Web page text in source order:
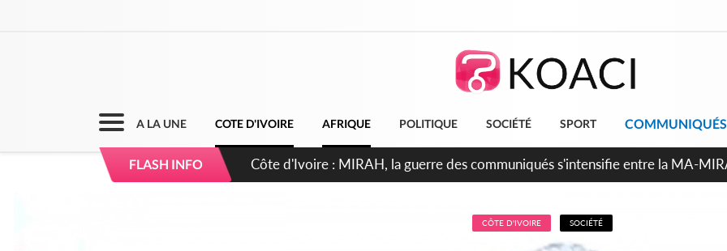
A LA UNE COTE D'IVOIRE AFRIQUE POLITIQUE SOCIÉTÉ SPORT COMMUNIQUÉS
FLASH INFO Côte d'Ivoire : Indépendance 2026, Thiam plaide pour un environnement
CÔTE D'IVOIRE SOCIÉTÉ